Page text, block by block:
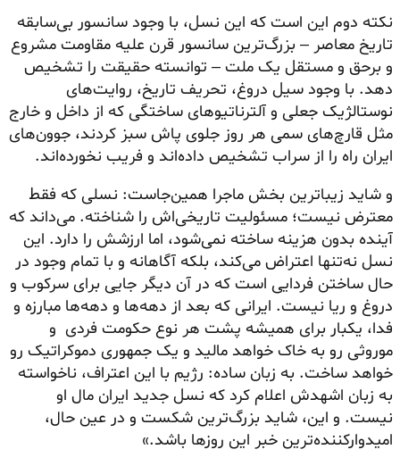
نکته دوم این است که این نسل، با وجود سانسور بی‌سابقه
تاریخ معاصر – بزرگ‌ترین سانسور قرن علیه مقاومت مشروع
و برحق و مستقل یک ملت – توانسته حقیقت را تشخیص
دهد. با وجود سیل دروغ، تحریف تاریخ، روایت‌های
نوستالژیک جعلی و آلترناتیوهای ساختگی که از داخل و خارج
مثل قارچ‌های سمی هر روز جلوی پاش سبز کردند، جوون‌های
ایران راه را از سراب تشخیص داده‌اند و فریب نخورده‌اند.
و شاید زیباترین بخش ماجرا همین‌جاست: نسلی که فقط
معترض نیست؛ مسئولیت تاریخی‌اش را شناخته. می‌داند که
آینده بدون هزینه ساخته نمی‌شود، اما ارزشش را دارد. این
نسل نه‌تنها اعتراض می‌کند، بلکه آگاهانه و با تمام وجود در
حال ساختن فردایی است که در آن دیگر جایی برای سرکوب و
دروغ و ریا نیست. ایرانی که بعد از دهه‌ها و دهه‌ها مبارزه و
فدا، یکبار برای همیشه پشت هر نوع حکومت فردی و
موروثی رو به خاک خواهد مالید و یک جمهوری دموکراتیک رو
خواهد ساخت. به زبان ساده: رژیم با این اعتراف، ناخواسته
به زبان اشهدش اعلام کرد که نسل جدید ایران مال او
نیست. و این، شاید بزرگ‌ترین شکست و در عین حال،
امیدوارکننده‌ترین خبر این روزها باشد.»